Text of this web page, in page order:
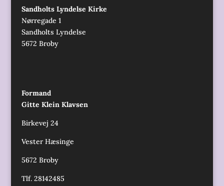
Sandholts Lyndelse Kirke
Nørregade 1
Sandholts Lyndelse
5672 Broby
Formand
Gitte Klein Klavsen
Birkevej 24
Vester Hæsinge
5672 Broby
Tlf. 28142485